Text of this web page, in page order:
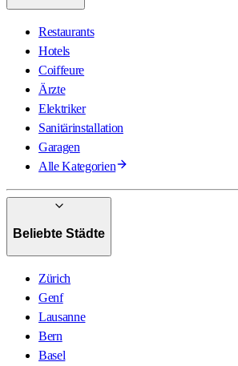
Restaurants
Hotels
Coiffeure
Ärzte
Elektriker
Sanitärinstallation
Garagen
Alle Kategorien
Beliebte Städte
Zürich
Genf
Lausanne
Bern
Basel